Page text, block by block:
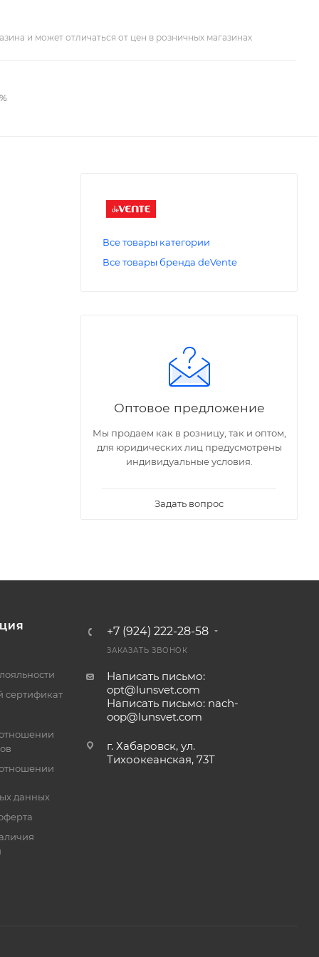
и может отличаться от цен в розничных магазинах
Все товары категории
Все товары бренда deVente
Оптовое предложение
Мы продаем как в розницу, так и оптом,
для юридических лиц предусмотрены
индивидуальные условия.
Задать вопрос
данных
+7 (924) 222-28-58
ЗАКАЗАТЬ ЗВОНОК
Написать письмо:
opt@lunsvet.com
Написать письмо: nach-
oop@lunsvet.com
г. Хабаровск, ул.
Тихоокеанская, 73Т